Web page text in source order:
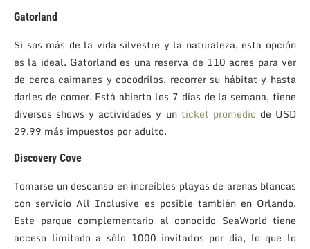
Gatorland
Si sos más de la vida silvestre y la naturaleza, esta opción
es la ideal. Gatorland es una reserva de 110 acres para ver
de cerca caimanes y cocodrilos, recorrer su hábitat y hasta
darles de comer. Está abierto los 7 días de la semana, tiene
diversos shows y actividades y un ticket promedio de USD
29.99 más impuestos por adulto.
Discovery Cove
Tomarse un descanso en increíbles playas de arenas blancas
con servicio All Inclusive es posible también en Orlando.
Este parque complementario al conocido SeaWorld tiene
acceso limitado a sólo 1000 invitados por día, lo que lo